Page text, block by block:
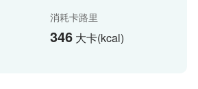
消耗卡路里
346 大卡(kcal)